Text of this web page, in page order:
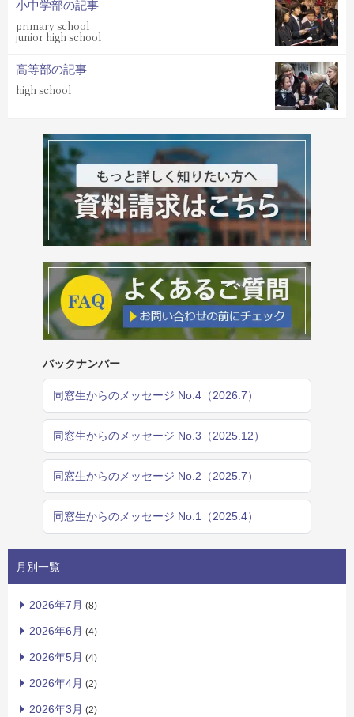
小中学部の記事
primary school
junior high school
高等部の記事
high school
バックナンバー
同窓生からのメッセージ No.4（2026.7）
同窓生からのメッセージ No.3（2025.12）
同窓生からのメッセージ No.2（2025.7）
同窓生からのメッセージ No.1（2025.4）
月別一覧
2026年7月 (8)
2026年6月 (4)
2026年5月 (4)
2026年4月 (2)
2026年3月 (2)